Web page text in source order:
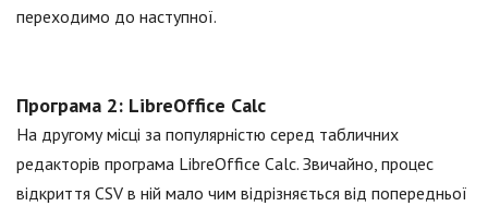
переходимо до наступної.
Програма 2: LibreOffice Calc
На другому місці за популярністю серед табличних
редакторів програма LibreOffice Calc. Звичайно, процес
відкриття CSV в ній мало чим відрізняється від попередньої